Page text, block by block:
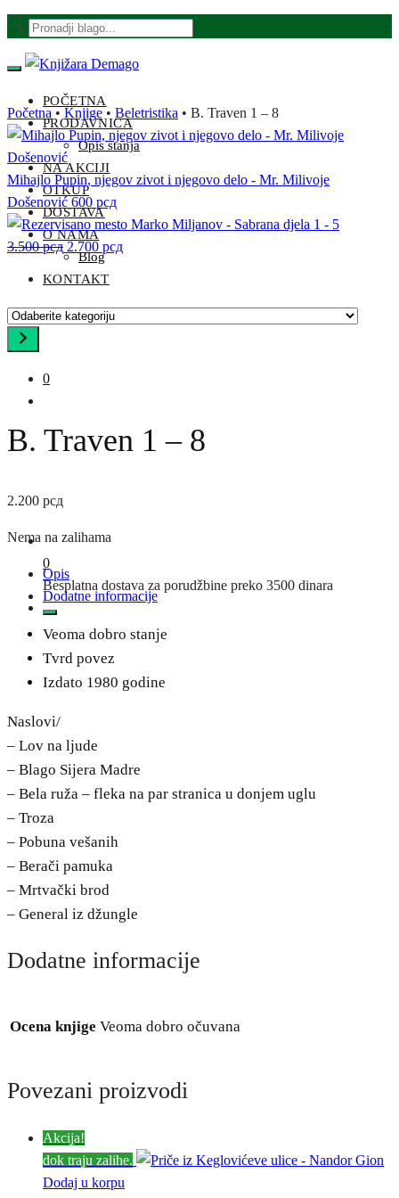
Skip
navigation
Skip
content
Products
POČETNA
PRODAVNICA
Opis stanja
NA AKCIJI
OTKUP
DOSTAVA
O NAMA
Blog
KONTAKT
Odaberite
kategoriju
0
0
Besplatna dostava za porudžbine preko 3500 dinara
Početna • Knjige • Beletristika • B. Traven 1 – 8
Mihajlo Pupin, njegov zivot i njegovo delo - Mr. Milivoje
Došenović 600 рсд
Marko Miljanov - Sabrana djela 1 - 5
3.500рсдOriginalna
cena
je
bila:
2.700 рсдTrenutna
2.700 рсд.
B. Traven 1 – 8
2.200 рсд
Nema na zalihama
Opis
Dodatne informacije
Veoma dobro stanje
Tvrd povez
Izdato 1980 godine
Naslovi/
– Lov na ljude
– Blago Sijera Madre
– Bela ruža – fleka na par stranica u donjem uglu
– Troza
– Pobuna vešanih
– Berači pamuka
– Mrtvački brod
– General iz džungle
Dodatne informacije
Ocena knjige Veoma dobro očuvana
Povezani proizvodi
Akcija!
dok traju zalihe.
Dodaj u korpu